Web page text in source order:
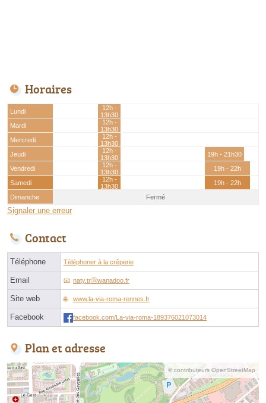
Horaires
Lundi
12h -
13h30
Mardi
12h -
13h30
Mercredi
12h -
13h30
Jeudi
12h -
13h30
19h - 21h30
Vendredi
12h -
13h30
19h - 22h
Samedi
12h -
13h30
19h - 22h
Dimanche
Fermé
Signaler une erreur
Contact
Téléphone Téléphoner à la crêperie
Email naty.trⓐwanadoo.fr
Site web www.la-via-roma-rennes.fr
Facebook facebook.com/La-via-roma-189376021073014
Plan et adresse
© contributeurs OpenStreetMap